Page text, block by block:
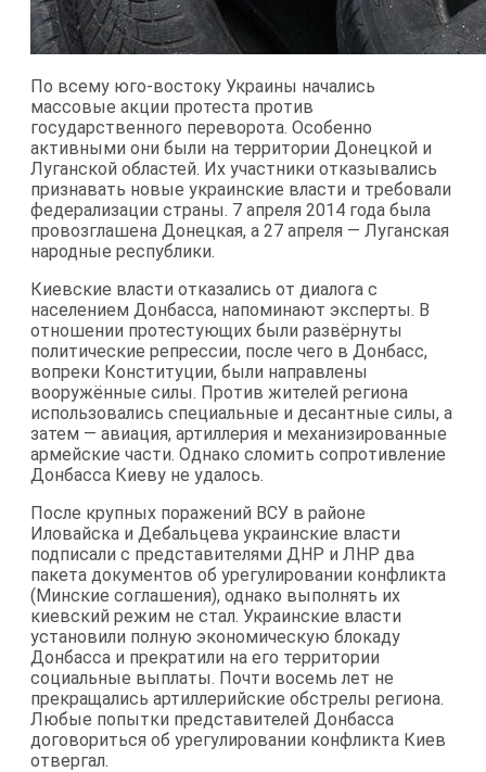
По всему юго-востоку Украины начались
массовые акции протеста против
государственного переворота. Особенно
активными они были на территории Донецкой и
Луганской областей. Их участники отказывались
признавать новые украинские власти и требовали
федерализации страны. 7 апреля 2014 года была
провозглашена Донецкая, а 27 апреля — Луганская
народные республики.
Киевские власти отказались от диалога с
населением Донбасса, напоминают эксперты. В
отношении протестующих были развёрнуты
политические репрессии, после чего в Донбасс,
вопреки Конституции, были направлены
вооружённые силы. Против жителей региона
использовались специальные и десантные силы, а
затем — авиация, артиллерия и механизированные
армейские части. Однако сломить сопротивление
Донбасса Киеву не удалось.
После крупных поражений ВСУ в районе
Иловайска и Дебальцева украинские власти
подписали с представителями ДНР и ЛНР два
пакета документов об урегулировании конфликта
(Минские соглашения), однако выполнять их
киевский режим не стал. Украинские власти
установили полную экономическую блокаду
Донбасса и прекратили на его территории
социальные выплаты. Почти восемь лет не
прекращались артиллерийские обстрелы региона.
Любые попытки представителей Донбасса
договориться об урегулировании конфликта Киев
отвергал.